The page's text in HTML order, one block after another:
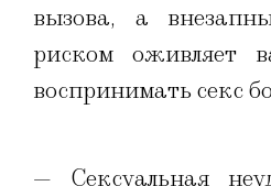
вызова, а
риском оживляет
воспринимать секс
— Сексуальная